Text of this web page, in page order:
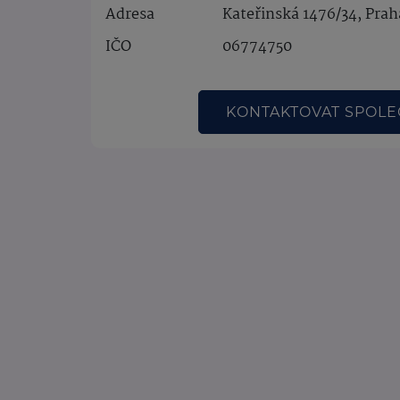
Adresa
Kateřinská 1476/34,
IČO
06774750
KONTAKTOVAT